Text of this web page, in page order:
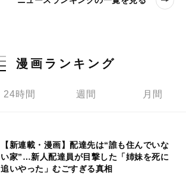
漫画ランキング
24時間 週間 月間
【新連載・漫画】配達先は“誰も住んでいな
い家”…新人配達員が目撃した「姉妹を死に
追いやった」むごすぎる真相